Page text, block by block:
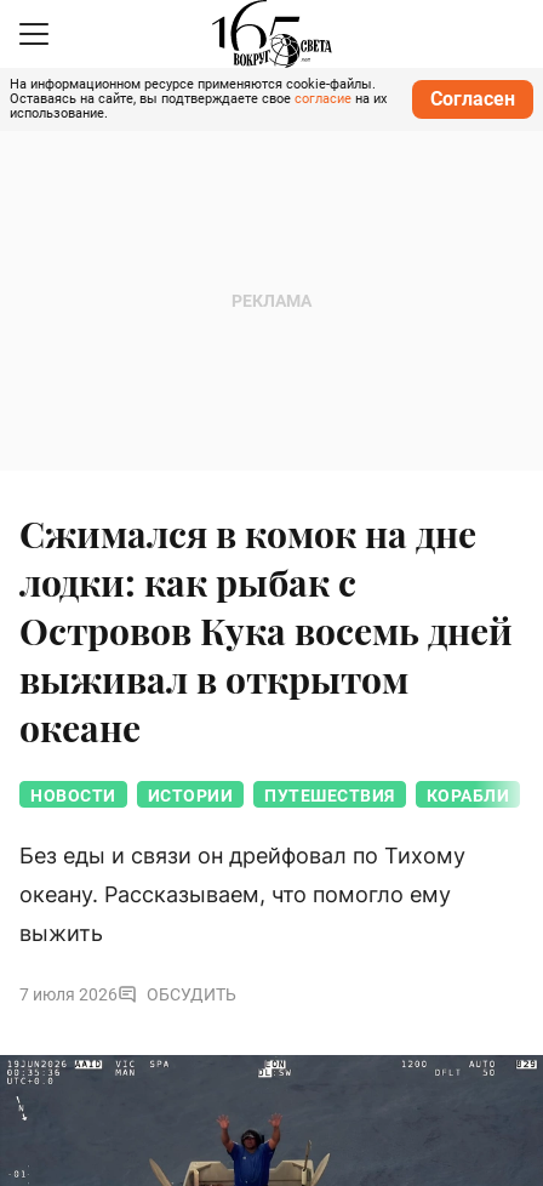
На информационном ресурсе применяются cookie-файлы.
Оставаясь на сайте, вы подтверждаете свое согласие на их
использование.
Согласен
Сжимался в комок на дне
лодки: как рыбак с
Островов Кука восемь дней
выживал в открытом
океане
НОВОСТИ ИСТОРИИ ПУТЕШЕСТВИЯ КОРАБЛИ
Без еды и связи он дрейфовал по Тихому
океану. Рассказываем, что помогло ему
выжить
7 июля 2026 ОБСУДИТЬ